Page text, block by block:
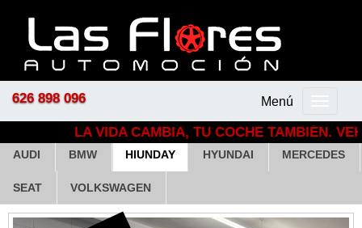
Menú
626 898 096
LA VIDA CAMBIA, TU COCHE TAMBIÉN.
AUDI BMW HIUNDAY HYUNDAI MERCEDES
SEAT VOLKSWAGEN